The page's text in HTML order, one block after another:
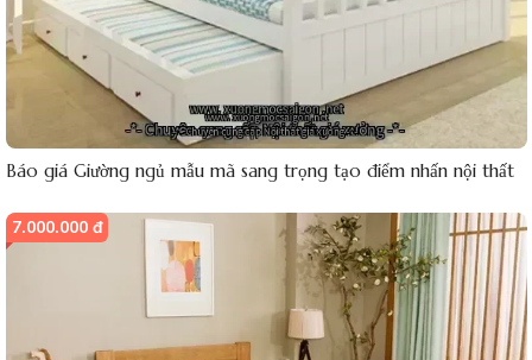
Báo giá Giường ngủ mẫu mã sang trọng tạo điểm nhấn nội thất
7.000.000 đ